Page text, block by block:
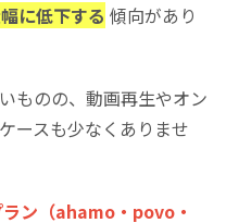
に低下する 傾向があり
ものの、動画再生やオン
ースも少なくありませ
ン（ahamo・povo・